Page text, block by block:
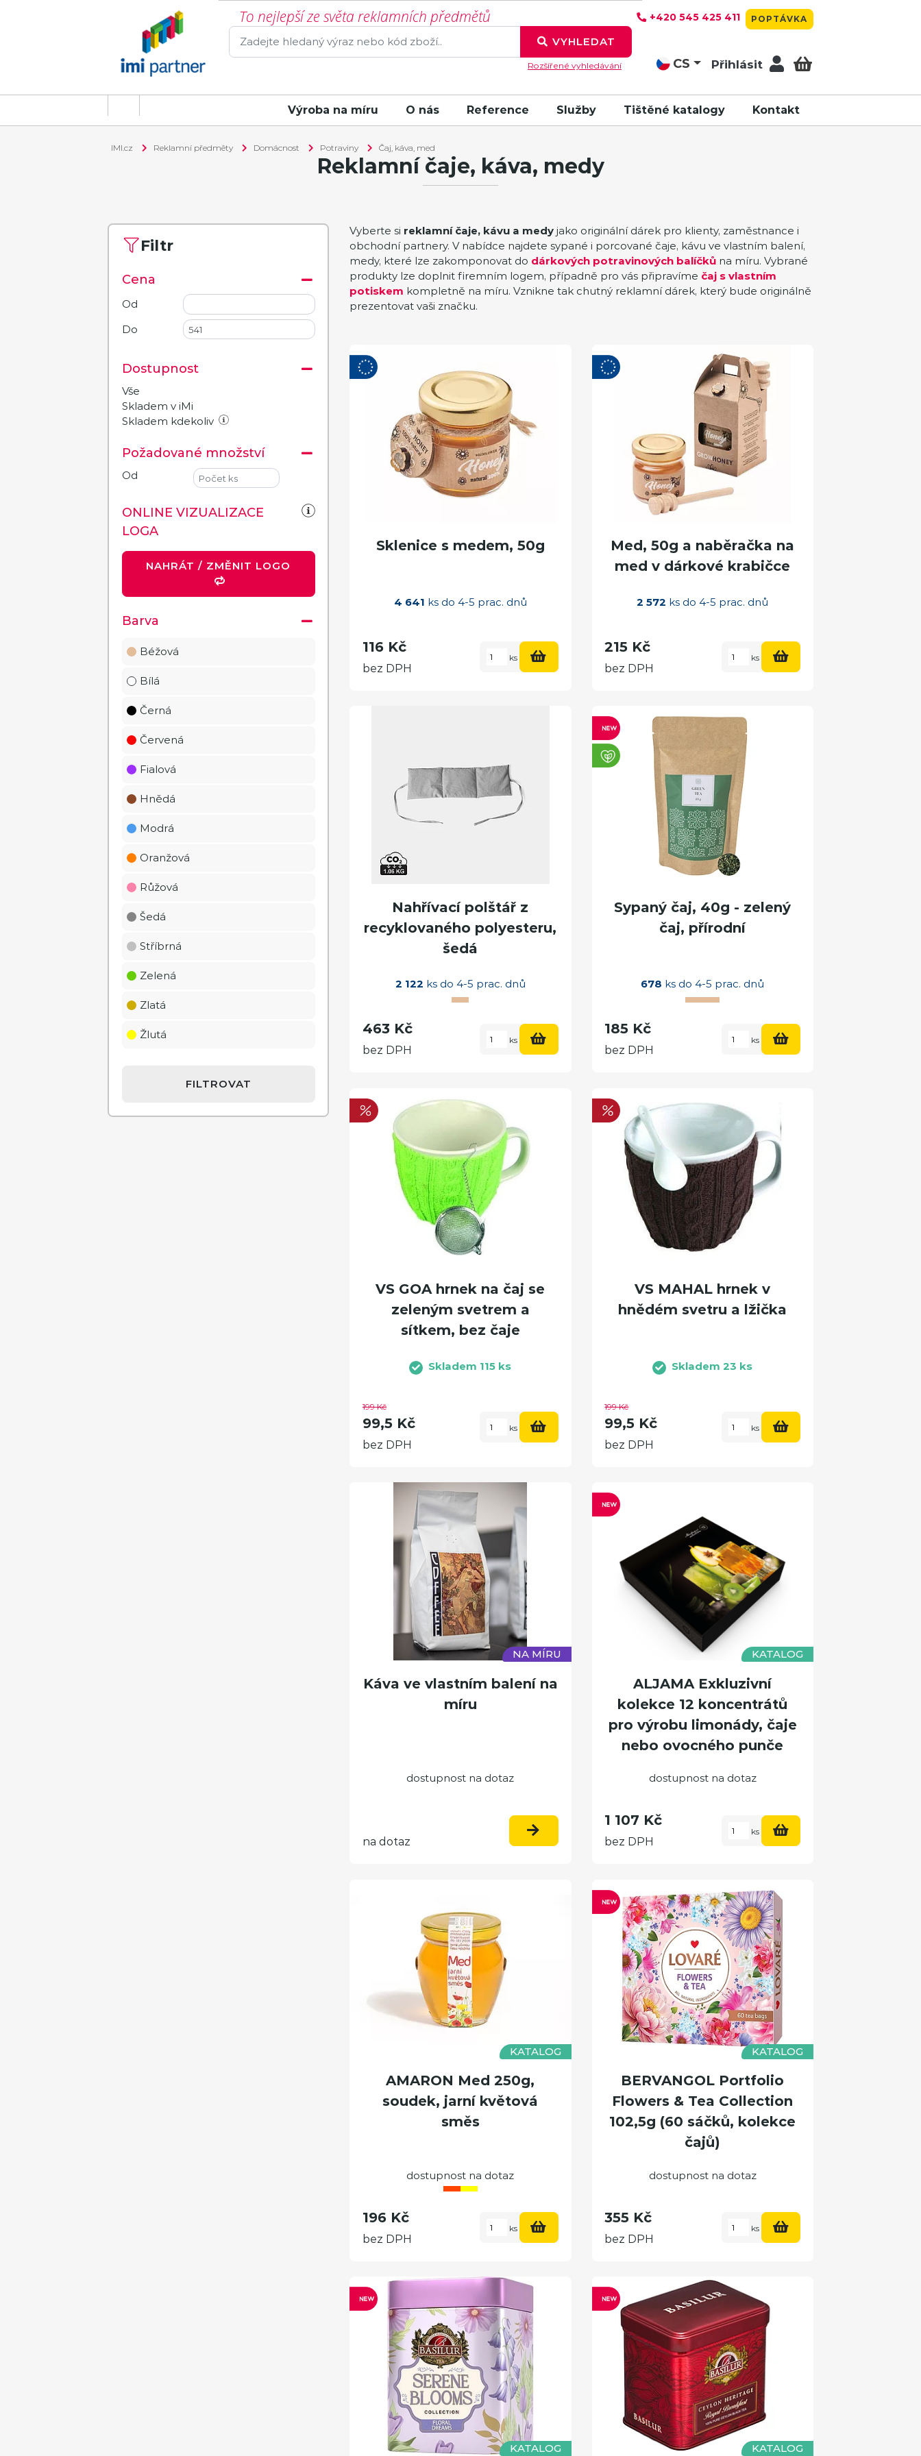
To nejlepší ze světa reklamních předmětů
VYHLEDAT
Rozšířené vyhledávání
+420 545 425 411 POPTÁVKA
CS Přihlásit
Výroba na míru O nás Reference Služby Tištěné katalogy Kontakt
IMI.cz Reklamní předměty Domácnost Potraviny Čaj, káva, med
Reklamní čaje, káva, medy
Filtr
Cena
Od
Do
Dostupnost
Vše
Skladem v iMi
Skladem kdekoliv
Požadované množství
Od
ONLINE VIZUALIZACE
LOGA
Barva
Béžová
Bílá
Černá
Červená
Fialová
Hnědá
Modrá
Oranžová
Růžová
Šedá
Stříbrná
Zelená
Zlatá
Žlutá
FILTROVAT
Vyberte si reklamní čaje, kávu a medy jako originální dárek pro klienty, zaměstnance i
obchodní partnery. V nabídce najdete sypané i porcované čaje, kávu ve vlastním balení,
medy, které lze zakomponovat do dárkových potravinových balíčků na míru. Vybrané
produkty lze doplnit firemním logem, případně pro vás připravíme čaj s vlastním
potiskem kompletně na míru. Vznikne tak chutný reklamní dárek, který bude originálně
prezentovat vaši značku.
Sklenice s medem, 50g
4 641 ks do 4-5 prac. dnů
116 Kč
bez DPH
ks
Med, 50g a naběračka na
med v dárkové krabičce
2 572 ks do 4-5 prac. dnů
215 Kč
bez DPH
ks
Nahřívací polštář z
recyklovaného polyesteru,
šedá
2 122 ks do 4-5 prac. dnů
463 Kč
bez DPH
ks
Sypaný čaj, 40g - zelený
čaj, přírodní
678 ks do 4-5 prac. dnů
185 Kč
bez DPH
ks
VS GOA hrnek na čaj se
zeleným svetrem a
sítkem, bez čaje
Skladem 115 ks
199 Kč
99,5 Kč
bez DPH
ks
VS MAHAL hrnek v
hnědém svetru a lžička
Skladem 23 ks
199 Kč
99,5 Kč
bez DPH
ks
NA MÍRU
Káva ve vlastním balení na
míru
dostupnost na dotaz
na dotaz
KATALOG
ALJAMA Exkluzivní
kolekce 12 koncentrátů
pro výrobu limonády, čaje
nebo ovocného punče
dostupnost na dotaz
1 107 Kč
bez DPH
ks
KATALOG
AMARON Med 250g,
soudek, jarní květová
směs
dostupnost na dotaz
196 Kč
bez DPH
ks
KATALOG
BERVANGOL Portfolio
Flowers & Tea Collection
102,5g (60 sáčků, kolekce
čajů)
dostupnost na dotaz
355 Kč
bez DPH
ks
KATALOG KATALOG